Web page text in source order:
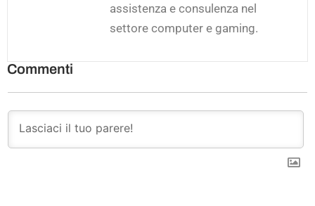
assistenza e consulenza nel
settore computer e gaming.
Commenti